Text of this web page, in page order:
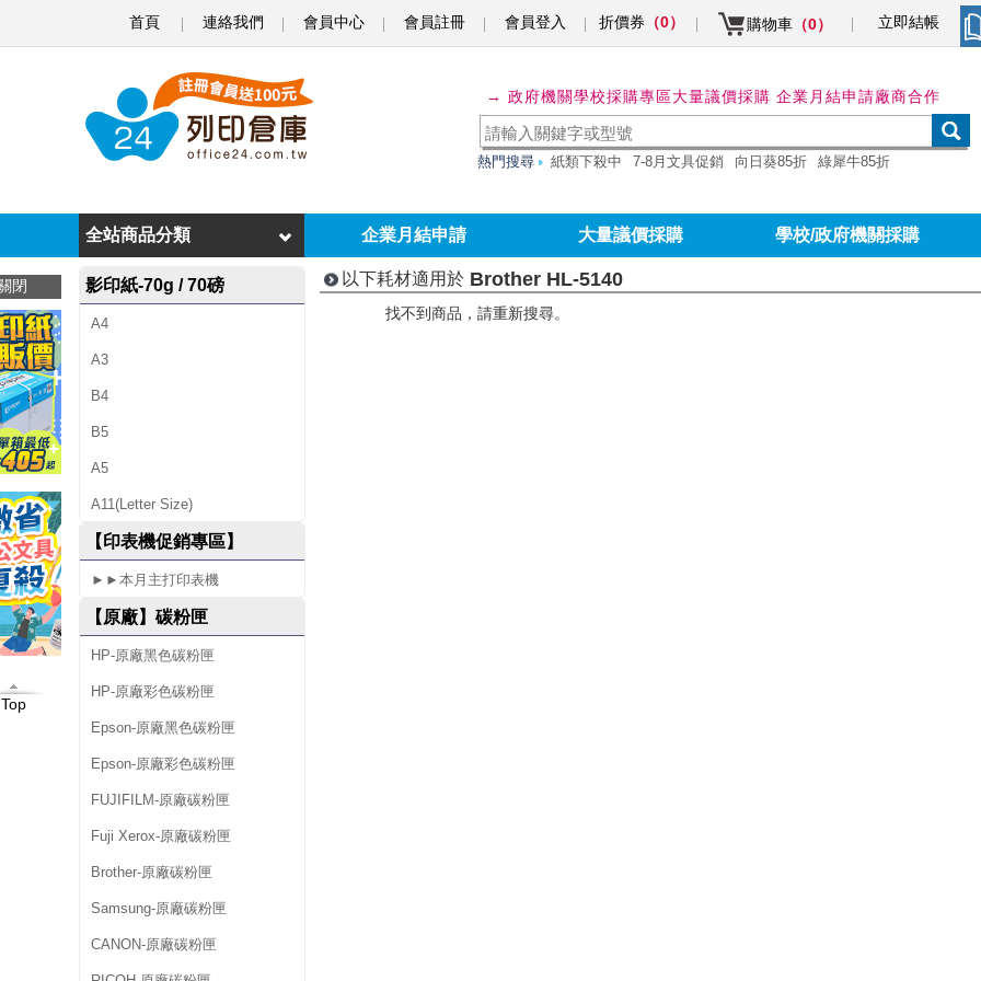
首頁 連絡我們 會員中心 會員註冊 會員登入 折價券 （0） 購物車 （0） 立即結帳
閉
Top
o
h
e
r
H
L
0
→ 政府機關學校採購專區大量議價採購 企業月結申請廠商合作
熱門搜尋 紙類下殺中 7-8月文具促銷 向日葵85折 綠犀牛85折
企業月結申請 大量議價採購 學校/政府機關採購
全站商品分類
影印紙-70g / 70磅
A4
A3
B4
B5
A5
A11(Letter Size)
【印表機促銷專區】
►►本月主打印表機
【原廠】碳粉匣
HP-原廠黑色碳粉匣
HP-原廠彩色碳粉匣
Epson-原廠黑色碳粉匣
Epson-原廠彩色碳粉匣
FUJIFILM-原廠碳粉匣
Fuji Xerox-原廠碳粉匣
Brother-原廠碳粉匣
Samsung-原廠碳粉匣
CANON-原廠碳粉匣
以下耗材適用於 Brother HL-5140
找不到商品，請重新搜尋。